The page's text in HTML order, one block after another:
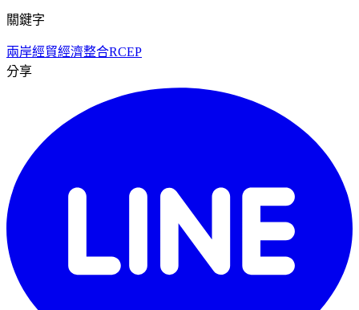
關鍵字
兩岸經貿經濟整合RCEP
分享